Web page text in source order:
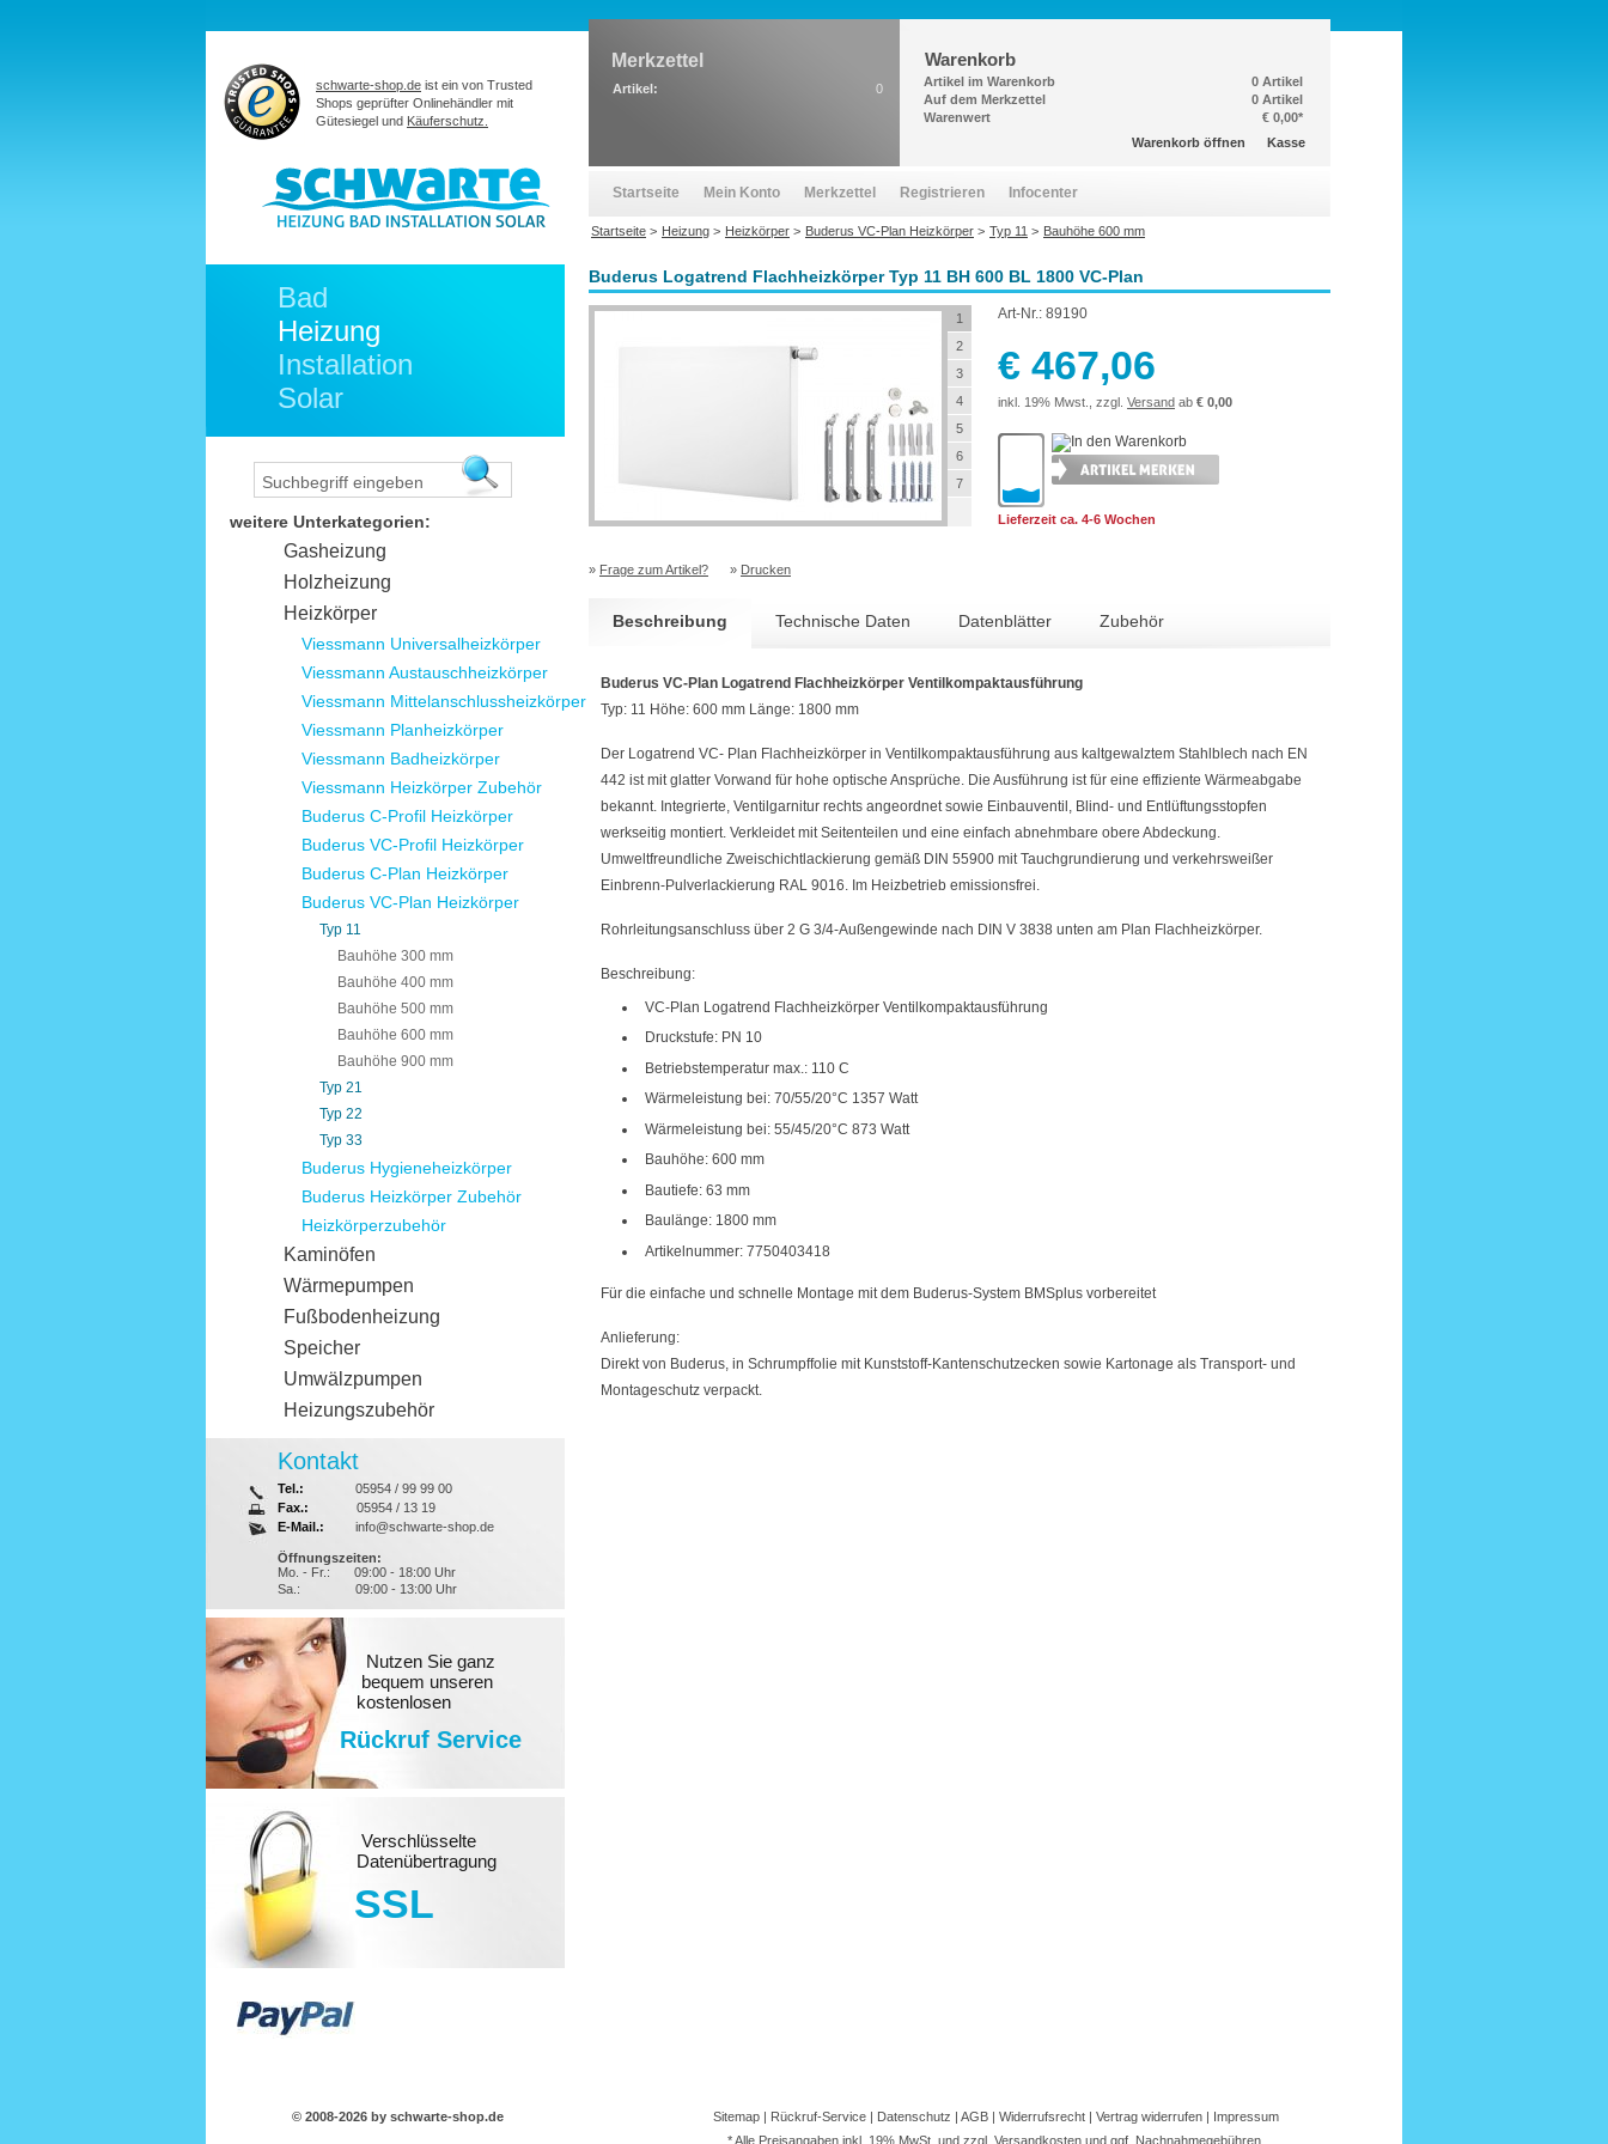
Buderus Logatrend Flachheizkörper Typ 11 BH 600 BL 1800 VC-Plan
1
2
3
4
5
6
7
Art-Nr.: 89190
€ 467,06
inkl. 19% Mwst., zzgl. Versand ab € 0,00
Lieferzeit ca. 4-6 Wochen
» Frage zum Artikel? » Drucken
Beschreibung Technische Daten Datenblätter Zubehör
Buderus VC-Plan Logatrend Flachheizkörper Ventilkompaktausführung
Typ: 11 Höhe: 600 mm Länge: 1800 mm
Der Logatrend VC- Plan Flachheizkörper in Ventilkompaktausführung aus kaltgewalztem Stahlblech nach EN
442 ist mit glatter Vorwand für hohe optische Ansprüche. Die Ausführung ist für eine effiziente Wärmeabgabe
bekannt. Integrierte, Ventilgarnitur rechts angeordnet sowie Einbauventil, Blind- und Entlüftungsstopfen
werkseitig montiert. Verkleidet mit Seitenteilen und eine einfach abnehmbare obere Abdeckung.
Umweltfreundliche Zweischichtlackierung gemäß DIN 55900 mit Tauchgrundierung und verkehrsweißer
Einbrenn-Pulverlackierung RAL 9016. Im Heizbetrieb emissionsfrei.
Rohrleitungsanschluss über 2 G 3/4-Außengewinde nach DIN V 3838 unten am Plan Flachheizkörper.
Beschreibung:
VC-Plan Logatrend Flachheizkörper Ventilkompaktausführung
Druckstufe: PN 10
Betriebstemperatur max.: 110 C
Wärmeleistung bei: 70/55/20°C 1357 Watt
Wärmeleistung bei: 55/45/20°C 873 Watt
Bauhöhe: 600 mm
Bautiefe: 63 mm
Baulänge: 1800 mm
Artikelnummer: 7750403418
Für die einfache und schnelle Montage mit dem Buderus-System BMSplus vorbereitet
Anlieferung:
Direkt von Buderus, in Schrumpffolie mit Kunststoff-Kantenschutzecken sowie Kartonage als Transport- und
Montageschutz verpackt.
Bad
Heizung
Installation
Solar
weitere Unterkategorien:
Gasheizung
Holzheizung
Heizkörper
Viessmann Universalheizkörper
Viessmann Austauschheizkörper
Viessmann Mittelanschlussheizkörper
Viessmann Planheizkörper
Viessmann Badheizkörper
Viessmann Heizkörper Zubehör
Buderus C-Profil Heizkörper
Buderus VC-Profil Heizkörper
Buderus C-Plan Heizkörper
Buderus VC-Plan Heizkörper
Typ 11
Bauhöhe 300 mm
Bauhöhe 400 mm
Bauhöhe 500 mm
Bauhöhe 600 mm
Bauhöhe 900 mm
Typ 21
Typ 22
Typ 33
Buderus Hygieneheizkörper
Buderus Heizkörper Zubehör
Heizkörperzubehör
Kaminöfen
Wärmepumpen
Fußbodenheizung
Speicher
Umwälzpumpen
Heizungszubehör
Kontakt
Tel.:
05954 / 99 99 00
Fax.:
05954 / 13 19
E-Mail.:
info@schwarte-shop.de
Öffnungszeiten:
Mo. - Fr.:
09:00 - 18:00 Uhr
Sa.:
09:00 - 13:00 Uhr
Nutzen Sie ganz
bequem unseren
kostenlosen
Rückruf Service
Verschlüsselte
Datenübertragung
SSL
schwarte-shop.de ist ein von Trusted
Shops geprüfter Onlinehändler mit
Gütesiegel und Käuferschutz.
Merkzettel
Artikel: 0
Warenkorb
Artikel im Warenkorb
0 Artikel
Auf dem Merkzettel
0 Artikel
Warenwert
€ 0,00*
Warenkorb öffnen
Kasse
Startseite Mein Konto Merkzettel Registrieren Infocenter
Startseite > Heizung > Heizkörper > Buderus VC-Plan Heizkörper > Typ 11 > Bauhöhe 600 mm
© 2008-2026 by schwarte-shop.de Sitemap| Rückruf-Service| Datenschutz | AGB| Widerrufsrecht| Vertrag widerrufen| Impressum
* Alle Preisangaben inkl. 19% MwSt. und zzgl. Versandkostenund ggf. Nachnahmegebühren.